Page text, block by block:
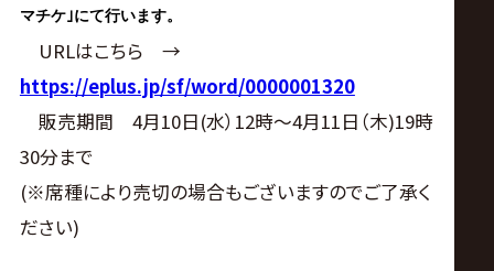
マチケ｣にて行います。
URLはこちら →
https://eplus.jp/sf/word/0000001320
販売期間 4月10日(水）12時～4月11日（木)19時
30分まで
(※席種により売切の場合もございますのでご了承く
ださい)